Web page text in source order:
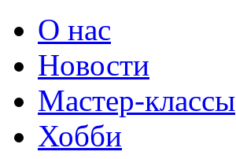
О нас
Новости
Мастер-классы
Хобби